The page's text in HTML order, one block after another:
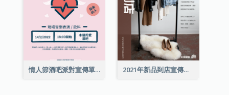
情人節酒吧派對宣傳單張 2021年新品到店宣傳單張